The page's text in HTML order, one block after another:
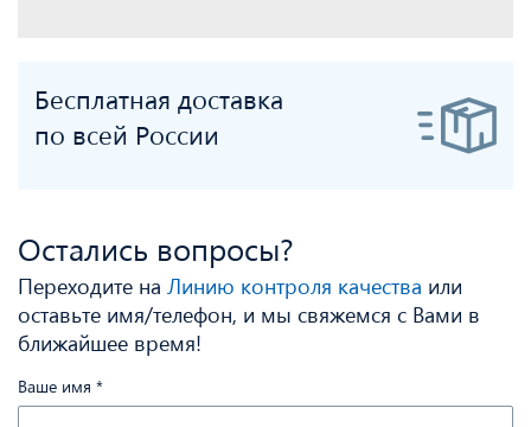
Бесплатная доставка
по всей России
Остались вопросы?
Переходите на Линию контроля качества или
оставьте имя/телефон, и мы свяжемся с Вами в
ближайшее время!
Ваше имя *